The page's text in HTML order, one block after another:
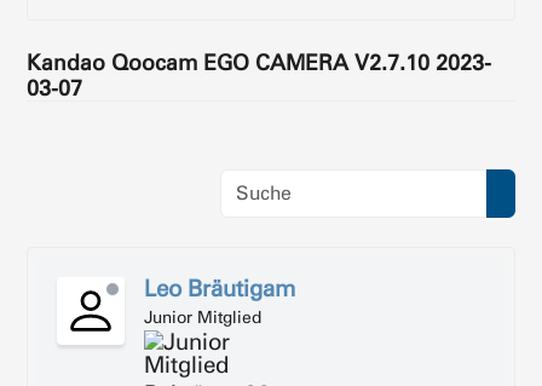
Kandao Qoocam EGO CAMERA V2.7.10 2023-
03-07
Leo Bräutigam
Junior Mitglied